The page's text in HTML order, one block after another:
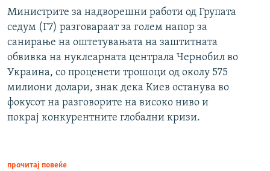
Министрите за надворешни работи од Групата
седум (Г7) разговараат за голем напор за
санирање на оштетувањата на заштитната
обвивка на нуклеарната централа Чернобил во
Украина, со проценети трошоци од околу 575
милиони долари, знак дека Киев останува во
фокусот на разговорите на високо ниво и
покрај конкурентните глобални кризи.
прочитај повеќе